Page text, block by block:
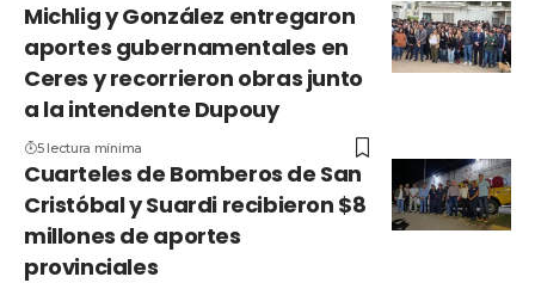
Michlig y González entregaron
aportes gubernamentales en
Ceres y recorrieron obras junto
a la intendente Dupouy
5 lectura mínima
Cuarteles de Bomberos de San
Cristóbal y Suardi recibieron $8
millones de aportes
provinciales